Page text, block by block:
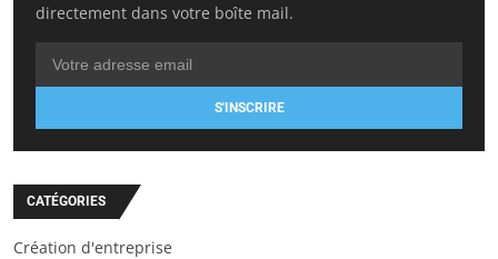
directement dans votre boîte mail.
S'INSCRIRE
CATÉGORIES
Création d'entreprise